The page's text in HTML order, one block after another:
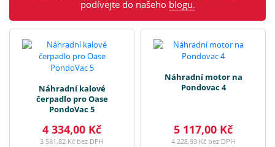
podívejte do našeho blogu.
Náhradní kalové
čerpadlo pro Oase
PondoVac 5
4 334,00 Kč
3 581,82 Kč bez DPH
Náhradní motor na
Pondovac 4
5 117,00 Kč
4 228,93 Kč bez DPH